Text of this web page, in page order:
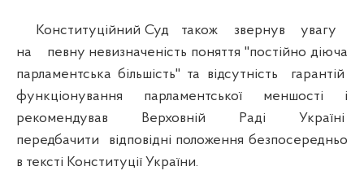
Конституційний Суд також звернув увагу
на певну невизначеність поняття "постійно діюча
парламентська більшість" та відсутність гарантій
функціонування парламентської меншості і
рекомендував Верховній Раді Україні
передбачити відповідні положення безпосередньо
в тексті Конституції України.